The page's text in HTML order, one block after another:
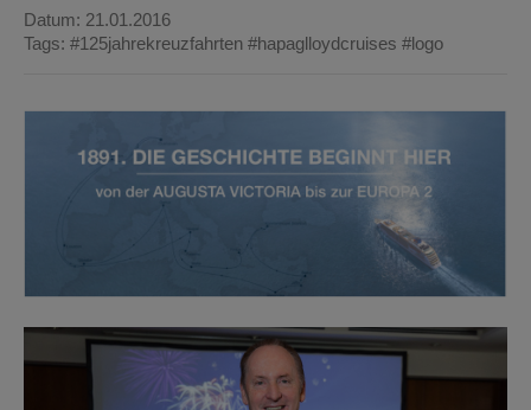
Datum: 21.01.2016
Tags: #125jahrekreuzfahrten #hapaglloydcruises #logo